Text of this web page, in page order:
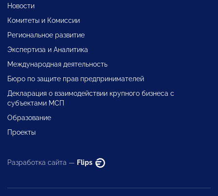
Новости
Комитеты и Комиссии
Региональное развитие
Экспертиза и Аналитика
Международная деятельность
Бюро по защите прав предпринимателей
Декларация о взаимодействии крупного бизнеса с
субъектами МСП
Образование
Проекты
Разработка сайта — Flips